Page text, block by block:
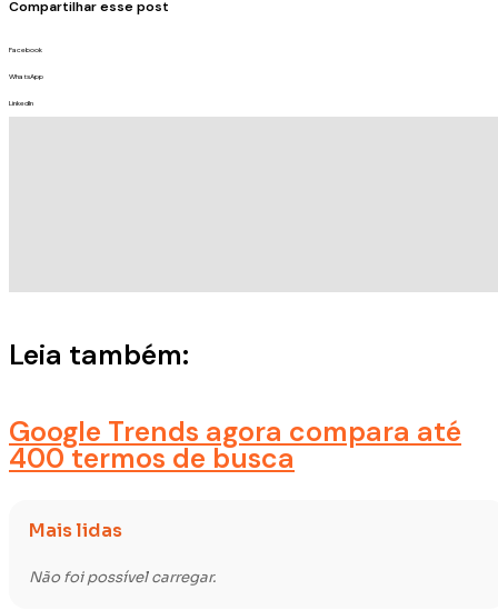
Compartilhar esse post
Facebook
WhatsApp
LinkedIn
Leia também:
Google Trends agora compara até
400 termos de busca
Mais lidas
Não foi possível carregar.